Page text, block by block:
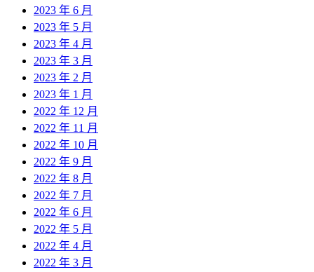
2023 年 6 月
2023 年 5 月
2023 年 4 月
2023 年 3 月
2023 年 2 月
2023 年 1 月
2022 年 12 月
2022 年 11 月
2022 年 10 月
2022 年 9 月
2022 年 8 月
2022 年 7 月
2022 年 6 月
2022 年 5 月
2022 年 4 月
2022 年 3 月